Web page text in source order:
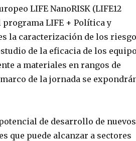
LIFE NanoRISK (LIFE12
programa LIFE + Política y
la caracterización de los
de la eficacia de los
a materiales en rangos de
de la jornada se
de desarrollo de nuevos
que puede alcanzar a sectores